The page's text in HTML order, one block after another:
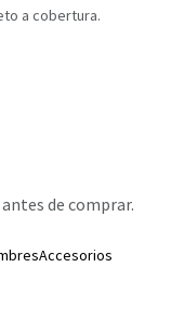
a cobertura.
de comprar.
Accesorios